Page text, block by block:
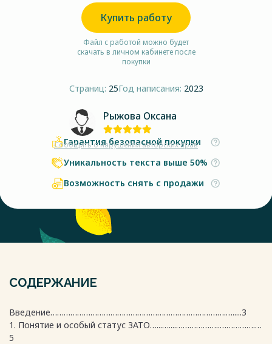
Купить работу
Файл с работой можно будет
скачать в личном кабинете после
покупки
Страниц: 25Год написания: 2023
Рыжова Оксана
Сообщить о нарушении авторских прав
Гарантия безопасной покупки
Уникальность текста выше 50%
Возможность снять с продажи
СОДЕРЖАНИЕ
Введение…………………………………………………………………….….....3
1. Понятие и особый статус ЗАТО…...…....………………..…………….…
5